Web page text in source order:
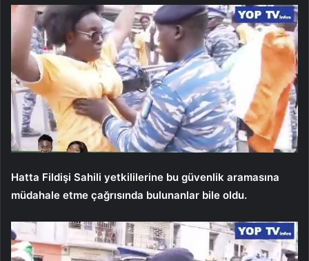
Hatta Fildişi Sahili yetkililerine bu güvenlik aramasına
müdahale etme çağrısında bulunanlar bile oldu.